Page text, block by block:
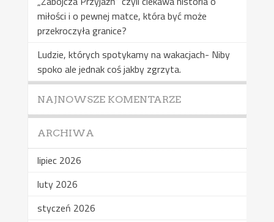
miłości i o pewnej matce, która być może
przekroczyła granice?
Ludzie, których spotykamy na wakacjach- Niby
spoko ale jednak coś jakby zgrzyta.
NAJNOWSZE KOMENTARZE
ARCHIWA
lipiec 2026
luty 2026
styczeń 2026